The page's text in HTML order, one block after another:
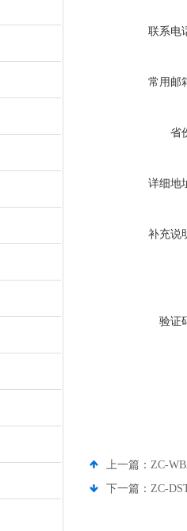
联系电
常用邮
省
详细地
补充说
验证
上一篇： ZC-
下一篇： ZC-